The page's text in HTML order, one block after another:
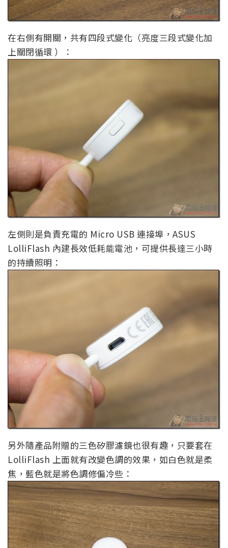
在右側有開關，共有四段式變化（亮度三段式變化加
上關閉循環 ）：
左側則是負責充電的 Micro USB 連接埠，ASUS
LolliFlash 內建長效低耗能電池，可提供長達三小時
的持續照明：
另外隨產品附贈的三色矽膠濾鏡也很有趣，只要套在
LolliFlash 上面就有改變色調的效果，如白色就是柔
焦，藍色就是將色調修偏冷些：